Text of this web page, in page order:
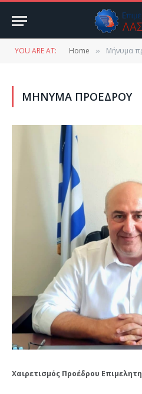
YOU ARE AT: Home » Μήνυμα
ΜΉΝΥΜΑ ΠΡΟΈΔΡΟΥ
Χαιρετισμός Προέδρου